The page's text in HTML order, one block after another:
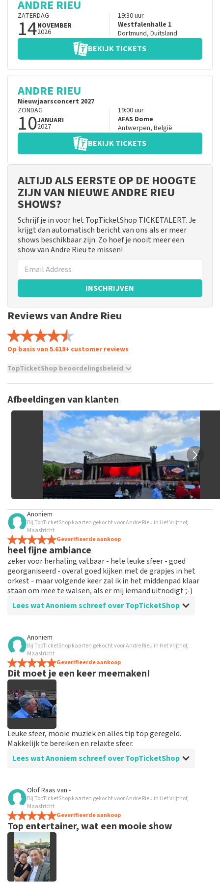
ANDRE RIEU
ZATERDAG
14NOVEMBER
2026
19:30uur
Westfalenhalle 1
Dortmund, Duitsland
BEKIJK TICKETS
ANDRE RIEU
Nieuwjaarsconcert 2027
ZONDAG
10JANUARI
2027
19:00uur
AFAS Dome
Antwerpen, België
BEKIJK TICKETS
ALTIJD ALS EERSTE OP DE HOOGTE
ZIJN VAN NIEUWE ANDRE RIEU
SHOWS?
Schrijf je in voor het TopTicketShop TICKETALERT. Je
krijgt dan automatisch bericht van ons als er meer
shows beschikbaar zijn. Zo hoef je nooit meer een
show van Andre Rieu te missen!
INSCHRIJVEN
Reviews van Andre Rieu
Op basis van 5.618+ customer reviews
TopTicketShop beoordelingsbeleid
niet mogelijk om een review achter te laten als je geen
tickets hebt aangeschaft bij TopTicketShop. Reviews met
grof taalgebruik en/of onwaarheden worden niet geplaatst.
Het kan enkele weken duren voordat een review wordt
Afbeeldingen van klanten
Anoniem
Bij TopTicketShop kaarten gekocht voor Andre Rieu in Het Vrijthof,
Maastricht
Geverifieerde aankoop
heel fijne ambiance
zeker voor herhaling vatbaar - hele leuke sfeer - goed
georganiseerd - overal goed kijken met de grapjes in het
orkest - maar volgende keer zal ik in het middenpad klaar
staan om mee te walsen, als er mij iemand uitnodigt ;-)
Lees wat Anoniem schreef over TopTicketShop
Beoordeling van Anoniem over
alles in orde
spannend dat je maar zo kort op voorhand de tickets
hebt maar alles was in orde...
Anoniem
Bij TopTicketShop kaarten gekocht voor Andre Rieu in Het Vrijthof,
Maastricht
Geverifieerde aankoop
Dit moet je een keer meemaken!
Leuke sfeer, mooie muziek en alles tip top geregeld.
Makkelijk te bereiken en relaxte sfeer.
Lees wat Anoniem schreef over TopTicketShop
Beoordeling van Anoniem over
Goed en snel geregeld
Binnen een week waren de tickets binnen. Alles keurig
geregeld en goed geïnformeerd vooraf aan het
evenement.
Olof Raas van -
Bij TopTicketShop kaarten gekocht voor Andre Rieu in Het Vrijthof,
Maastricht
Geverifieerde aankoop
Top entertainer, wat een mooie show